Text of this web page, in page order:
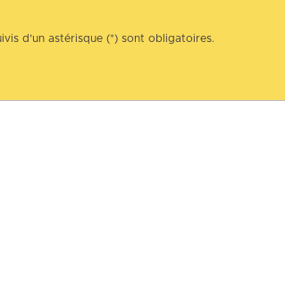
d’un astérisque (*) sont obligatoires.